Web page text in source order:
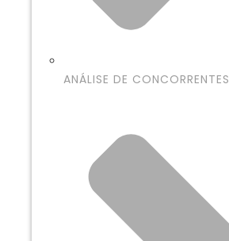
ANÁLISE DE CONCORRENTES